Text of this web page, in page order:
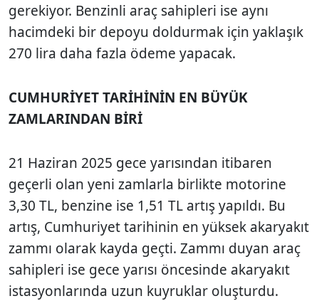
gerekiyor. Benzinli araç sahipleri ise aynı
hacimdeki bir depoyu doldurmak için yaklaşık
270 lira daha fazla ödeme yapacak.
CUMHURİYET TARİHİNİN EN BÜYÜK
ZAMLARINDAN BİRİ
21 Haziran 2025 gece yarısından itibaren
geçerli olan yeni zamlarla birlikte motorine
3,30 TL, benzine ise 1,51 TL artış yapıldı. Bu
artış, Cumhuriyet tarihinin en yüksek akaryakıt
zammı olarak kayda geçti. Zammı duyan araç
sahipleri ise gece yarısı öncesinde akaryakıt
istasyonlarında uzun kuyruklar oluşturdu.